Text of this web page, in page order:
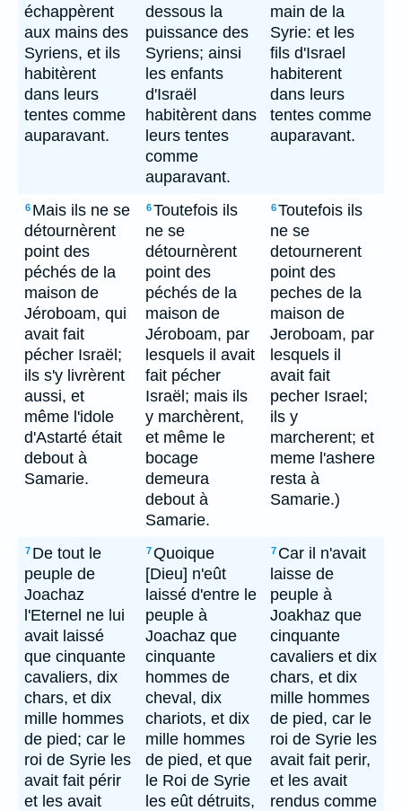
échappèrent
aux mains des
Syriens, et ils
habitèrent
dans leurs
tentes comme
auparavant.
dessous la
puissance des
Syriens; ainsi
les enfants
d'Israël
habitèrent dans
leurs tentes
comme
auparavant.
main de la
Syrie: et les
fils d'Israel
habiterent
dans leurs
tentes comme
auparavant.
6 Mais ils ne se
détournèrent
point des
péchés de la
maison de
Jéroboam, qui
avait fait
pécher Israël;
ils s'y livrèrent
aussi, et
même l'idole
d'Astarté était
debout à
Samarie.
6Toutefois ils
ne se
détournèrent
point des
péchés de la
maison de
Jéroboam, par
lesquels il avait
fait pécher
Israël; mais ils
y marchèrent,
et même le
bocage
demeura
debout à
Samarie.
6Toutefois ils
ne se
detournerent
point des
peches de la
maison de
Jeroboam, par
lesquels il
avait fait
pecher Israel;
ils y
marcherent; et
meme l'ashere
resta à
Samarie.)
7 De tout le
peuple de
Joachaz
l'Eternel ne lui
avait laissé
que cinquante
cavaliers, dix
chars, et dix
mille hommes
de pied; car le
roi de Syrie les
avait fait périr
et les avait
7Quoique
[Dieu] n'eût
laissé d'entre le
peuple à
Joachaz que
cinquante
hommes de
cheval, dix
chariots, et dix
mille hommes
de pied, et que
le Roi de Syrie
les eût détruits,
7 Car il n'avait
laisse de
peuple à
Joakhaz que
cinquante
cavaliers et dix
chars, et dix
mille hommes
de pied, car le
roi de Syrie les
avait fait perir,
et les avait
rendus comme